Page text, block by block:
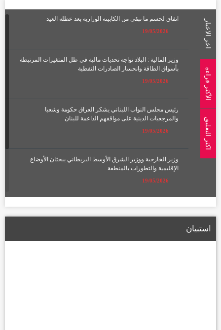
اتفاق لحسم ما تبقى من الكابينة الوزارية بعد عطلة العيد
19/05/2026
وزير المالية : البلاد تواجه تحديات مالية في ظل المتغيرات المرتبطة
بأسواق الطاقة وانحسار الصادرات النفطية
19/05/2026
رئيس مجلس النواب اللبناني يشكر العراق حكومة وشعبا
والمرجعيات الدينية على مواقفهم الداعمة للبنان
19/05/2026
وزير الخارجية ووزير الشرق الأوسط البريطاني يبحثان الأوضاع
الإقليمية والتطورات بالمنطقة
19/05/2026
الطريق الحلقي الرابع
اخر الاخبار
الأكثر قراءة
اكثر التعليق
استبيان